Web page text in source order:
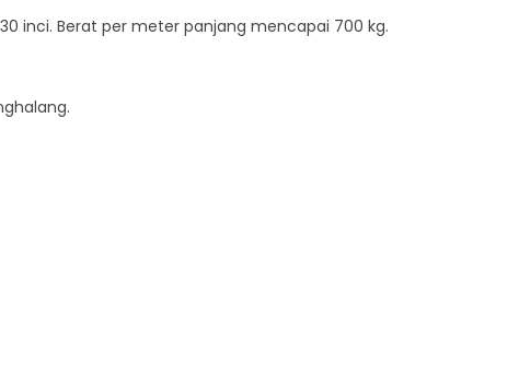
inci. Berat per meter panjang mencapai 700 kg.